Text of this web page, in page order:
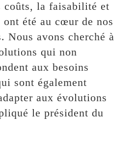
coûts, la faisabilité et
été au cœur de nos
Nous avons cherché à
qui non
aux besoins
sont également
aux évolutions
le président du